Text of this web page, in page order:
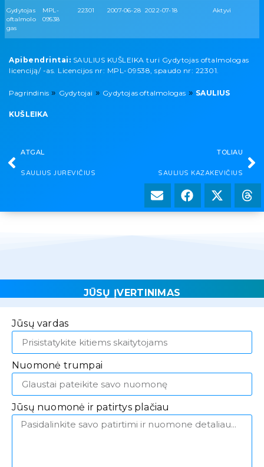
Gydytojas
oftalmolo
gas
MPL-
09538
22301 2007-06-28 2022-07-18 Aktyvi
Apibendrintai: SAULIUS KUŠLEIKA turi Gydytojas oftalmologas
licenciją/ -as. Licencijos nr: MPL-09538, spaudo nr: 22301.
Pagrindinis » Gydytojai » Gydytojas oftalmologas » SAULIUS
KUŠLEIKA
ATGAL
SAULIUS JUREVIČIUS
TOLIAU
SAULIUS KAZAKEVIČIUS
JŪSŲ ĮVERTINIMAS
Jūsų vardas
Nuomonė trumpai
Jūsų nuomonė ir patirtys plačiau